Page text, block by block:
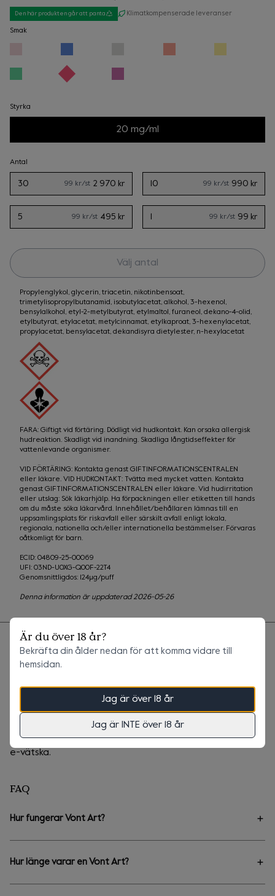
Är du över 18 år?
Bekräfta din ålder nedan för att komma vidare till
hemsidan.
Jag är över 18 år
Jag är INTE över 18 år
Totalt 0 kr
Den här produkten går att panta Klimatkompenserade leveranser
Smak
Styrka
20 mg/ml
Antal
30 2 970 kr
99 kr/st 10 990 kr
99 kr/st
5 495 kr
99 kr/st 99 kr
99 kr/st
Välj antal
Propylenglykol, glycerin, triacetin, nikotinbensoat,
trimetylisopropylbutanamid, isobutylacetat, alkohol, 3-hexenol,
bensylalkohol, etyl-2-metylbutyrat, etylmaltol, furaneol, dekano-4-olid,
etylbutyrat, etylacetat, metylcinnamat, etylkaproat, 3-hexenylacetat,
propylacetat, bensylacetat, dekandisyra dietylester, n-hexylacetat
FARA: Giftigt vid förtäring. Dödligt vid hudkontakt. Kan orsaka allergisk
hudreaktion. Skadligt vid inandning. Skadliga långtidseffekter för
vattenlevande organismer.
VID FÖRTÄRING: Kontakta genast GIFTINFORMATIONSCENTRALEN
eller läkare. VID HUDKONTAKT: Tvätta med mycket vatten. Kontakta
genast GIFTINFORMATIONSCENTRALEN eller läkare. Vid hudirritation
eller utslag: Sök läkarhjälp. Ha förpackningen eller etiketten till hands
om du måste söka läkarvård. Innehållet/behållaren lämnas till en
uppsamlingsplats för riskavfall eller särskilt avfall enligt lokala,
regionala, nationella och/eller internationella bestämmelser. Förvaras
oåtkomligt för barn.
ECID: 04809-25-00069
UFI: 03ND-U0XG-Q00F-22T4
Genomsnittligdos: 124μg/puff
Denna information är uppdaterad 2026-05-26
Sammanfattning
Innehåller en smaksatt Vont Art med Mesh coil och 2 ml
e-vätska.
FAQ
Hur fungerar Vont Art?
Vont Art är en enkel och färdig engångsprodukt som inte kräver
du bara på enheten.
Hur länge varar en Vont Art?
Antalet puffs per enhet varierar beroende på individuell